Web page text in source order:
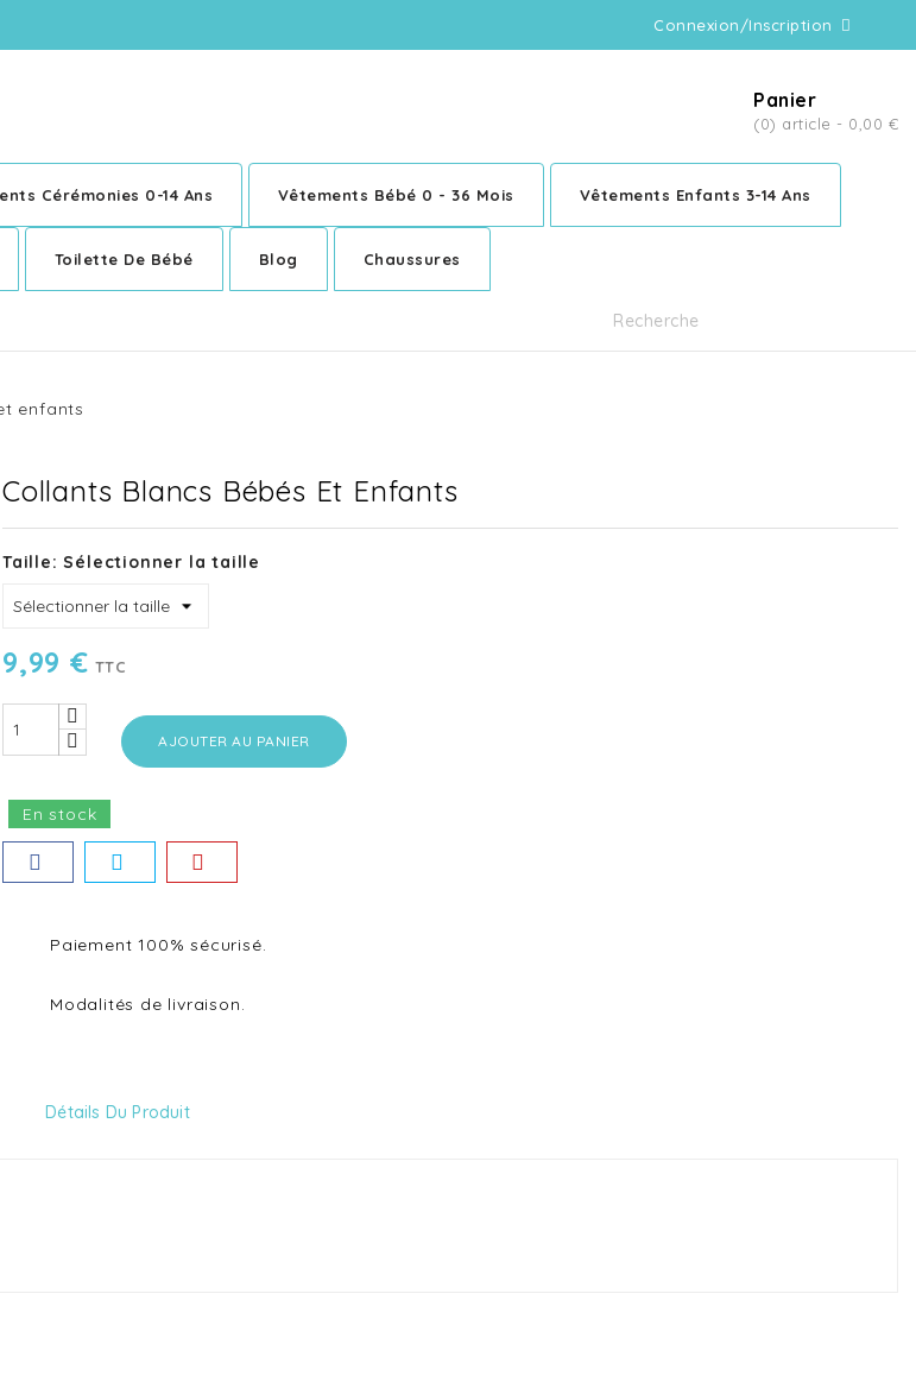
Connexion/Inscription
Panier
(0) article - 0,00 €
Cérémonies 0-14 Ans Vêtements Bébé 0 - 36 Mois Vêtements Enfants 3-14 Ans
Toilette De Bébé Blog Chaussures
enfants
Collants Blancs Bébés Et Enfants
Taille: Sélectionner la taille
9,99 € TTC
AJOUTER AU PANIER
En stock
Paiement 100% sécurisé.
Modalités de livraison.
Détails Du Produit